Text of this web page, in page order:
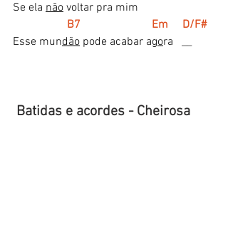
Se ela não voltar pra mim
B7                         Em     D/F#
Esse mundão pode acabar agora   __
Batidas e acordes - Cheirosa